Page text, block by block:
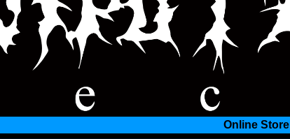
Online Store